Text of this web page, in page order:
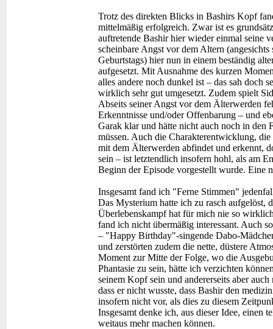
Trotz des direkten Blicks in Bashirs Kopf
mittelmäßig erfolgreich. Zwar ist es
auftretende Bashir hier wieder einmal seine
scheinbare Angst vor dem Altern
Geburtstags) hier nun in einem beständig
aufgesetzt. Mit Ausnahme des kurzen
alles andere noch dunkel ist – das sah doch
wirklich sehr gut umgesetzt. Zudem spielt
Abseits seiner Angst vor dem Älterwerden
Erkenntnisse und/oder Offenbarung – und
Garak klar und hätte nicht auch noch in den
müssen. Auch die Charakterentwicklung,
mit dem Älterwerden abfindet und erkennt,
sein – ist letztendlich insofern hohl, als am
Beginn der Episode vorgestellt wurde. Eine
Insgesamt fand ich "Ferne Stimmen"
Das Mysterium hatte ich zu rasch aufgelöst,
Überlebenskampf hat für mich nie so
fand ich nicht übermäßig interessant. Auch
– "Happy Birthday"-singende Dabo-
und zerstörten zudem die nette, düstere
Moment zur Mitte der Folge, wo die
Phantasie zu sein, hätte ich verzichten
seinem Kopf sein und andererseits aber
dass er nicht wusste, dass Bashir den
insofern nicht vor, als dies zu diesem
Insgesamt denke ich, aus dieser Idee, einen
weitaus mehr machen können.